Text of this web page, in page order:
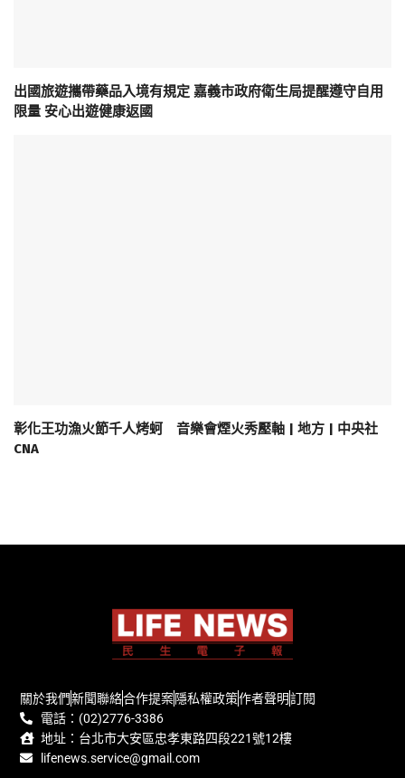
出國旅遊攜帶藥品入境有規定 嘉義市政府衛生局提醒遵守自用
限量 安心出遊健康返國
彰化王功漁火節千人烤蚵 音樂會煙火秀壓軸 | 地方 | 中央社
CNA
關於我們新聞聯絡合作提案隱私權政策作者聲明訂閱
電話：(02)2776-3386
地址：台北市大安區忠孝東路四段221號12樓
lifenews.service@gmail.com